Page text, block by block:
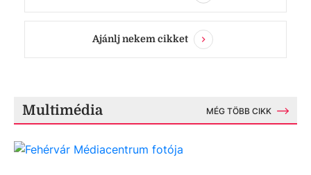
Ajánlj nekem cikket
Multimédia MÉG TÖBB CIKK